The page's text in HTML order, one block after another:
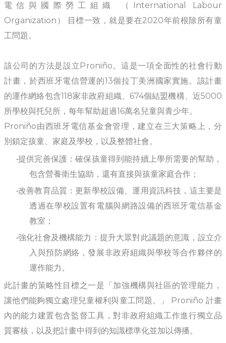
電信與國際勞工組織 （International Labour
Organization） 目標一致，就是要在2020年前根除所有童
工問題。
該公司的方法是設立Proniño。這是一項全面性的社會行動
計畫，於西班牙電信營運的13個拉丁美洲國家實施。該計畫
的運作網絡包含118家非政府組織、674個結盟機構、近5000
所學校與托兒所，每年幫助超過16萬名兒童與青少年。
Proniño由西班牙電信基金會管理，建立在三大策略上，分
別鎖定孩童、家庭及學校，以及整體社會。
提供完善保護：確保孩童得到能持續上學所需要的幫助，
包含營養衛生協助，還有直接與孩童家庭合作；
改善教育品質：更新學校設備、運用資訊科技，這主要是
透過在學校設置有電腦與網路設備的西班牙電信基金
教室；
強化社會及機構能力：提升大眾對此議題的意識，設立介
入與預防網絡，發展非政府組織與學校等合作夥伴的
運作能力。
此計畫的策略性目標之一是「加強機構與社區的管理能力，
讓他們能夠獨立處理兒童權利與童工問題。」 Proniño 計畫
內的能力建置包含監督工具，對非政府組織工作進行獨立品
質審核，以及把計畫中得到的知識標準化並加以傳播。